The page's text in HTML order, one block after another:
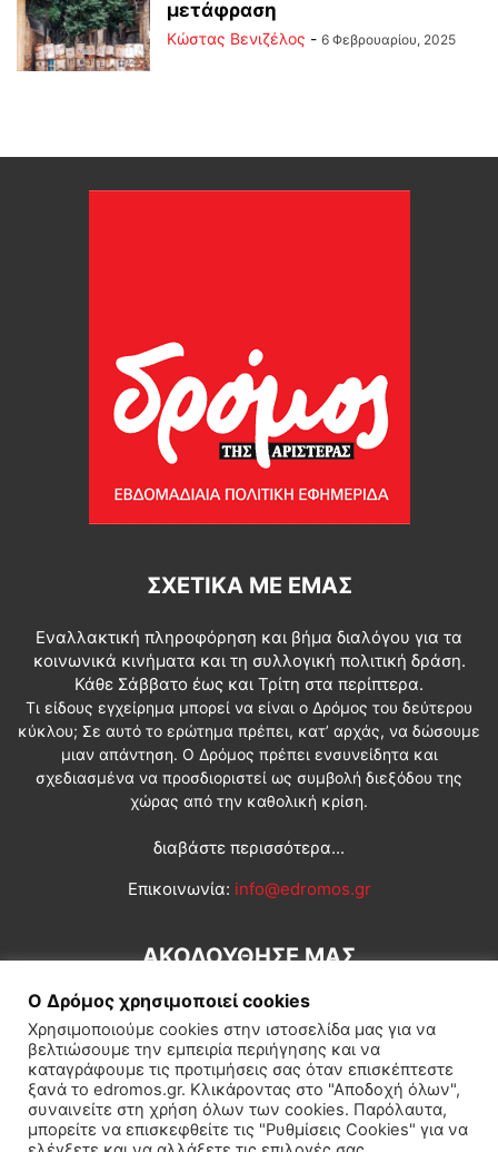
μετάφραση
Κώστας Βενιζέλος - 6 Φεβρουαρίου, 2025
ΣΧΕΤΙΚΆ ΜΕ ΕΜΆΣ
Εναλλακτική πληροφόρηση και βήμα διαλόγου για τα
κοινωνικά κινήματα και τη συλλογική πολιτική δράση.
Κάθε Σάββατο έως και Τρίτη στα περίπτερα.
Τι είδους εγχείρημα μπορεί να είναι ο Δρόμος του δεύτερου
κύκλου; Σε αυτό το ερώτημα πρέπει, κατ’ αρχάς, να δώσουμε
μιαν απάντηση. Ο Δρόμος πρέπει ενσυνείδητα και
σχεδιασμένα να προσδιοριστεί ως συμβολή διεξόδου της
χώρας από την καθολική κρίση.
διαβάστε περισσότερα...
Επικοινωνία: info@edromos.gr
ΑΚΟΛΟΥΘΗΣΕ ΜΑΣ
Εγγραφή συνδρομητή Πολιτική Διεθνή Κοινωνία
Ο Δρόμος χρησιμοποιεί cookies
Χρησιμοποιούμε cookies στην ιστοσελίδα μας για να
βελτιώσουμε την εμπειρία περιήγησης και να
καταγράφουμε τις προτιμήσεις σας όταν επισκέπτεστε
ξανά το edromos.gr. Κλικάροντας στο "Αποδοχή όλων",
συναινείτε στη χρήση όλων των cookies. Παρόλαυτα,
μπορείτε να επισκεφθείτε τις "Ρυθμίσεις Cookies" για να